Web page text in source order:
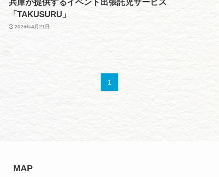
兵庫が提供するイベント出張託児サービス
「TAKUSURU」
2026年4月21日
1
MAP